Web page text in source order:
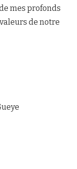
mes profonds
de notre